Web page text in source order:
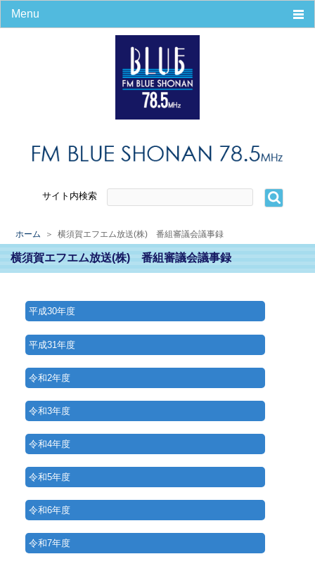
Menu
リクエスト
会社概要
災害時の緊急放送
プライバシーポリシー
パーソナリティ募集
スポンサー募集
スポンサー募集
放送料金
サイト内検索
ホーム ＞ 横須賀エフエム放送(株) 番組審議会議事録
横須賀エフエム放送(株) 番組審議会議事録
平成30年度
平成31年度
令和2年度
令和3年度
令和4年度
令和5年度
令和6年度
令和7年度